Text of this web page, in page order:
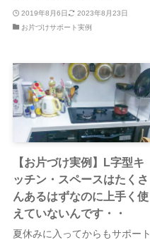
2019年8月6日
2023年8月23日
お片づけサポート実例
【お片づけ実例】L字型キ
ッチン・スペースはたくさ
んあるはずなのに上手く使
えていないんです・・
夏休みに入ってからもサポート